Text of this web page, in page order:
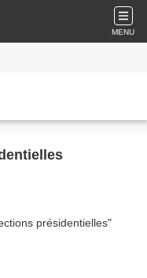
MENU